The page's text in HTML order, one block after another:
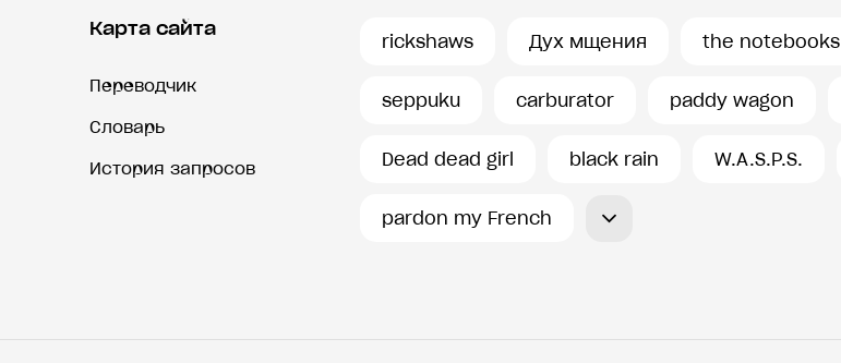
Карта сайта
Переводчик
Словарь
История запросов
rickshaws Дух мщения the notebooks
seppuku carburator paddy wagon
Dead dead girl black rain W.A.S.P.S.
pardon my French